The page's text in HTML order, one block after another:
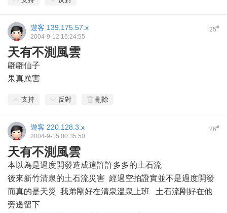
25#
遊客 139.175.57.x
2004-9-12 16:24:55
天有不測風雲
翩翩仙子
果真厲害
支持 反對 刪除
26#
遊客 220.128.3.x
2004-9-15 00:35:50
天有不測風雲
本以為是過度開發造成這許許多多的土石流
後來新竹清泉的土石流災害 經過空拍證實並不是過度開發
而真的是天災 我弟剛好在清泉溫泉上班 土石流剛好在他
旁邊留下